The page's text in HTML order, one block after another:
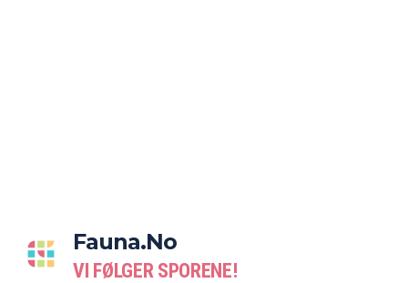
Fauna.no
VI FØLGER SPORENE!